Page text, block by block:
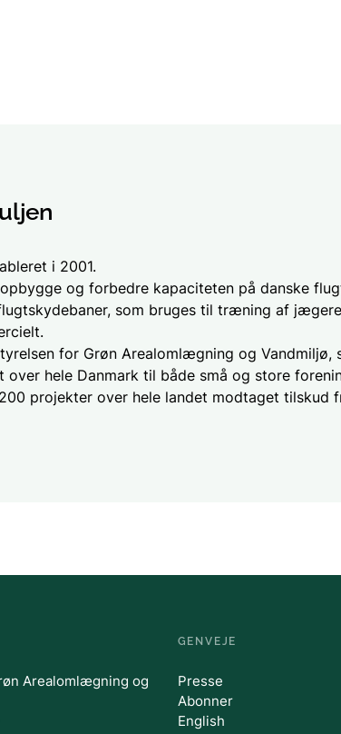
i 2001.
og forbedre kapaciteten på danske
som bruges til træning af
for Grøn Arealomlægning og Vandmiljø,
hele Danmark til både små og store
projekter over hele landet modtaget tilskud
Arealomlægning og
GENVEJE
Presse
Abonner
English